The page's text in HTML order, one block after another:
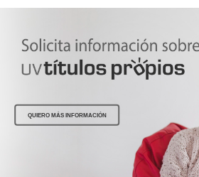
QUIERO MÁS INFORMACIÓN